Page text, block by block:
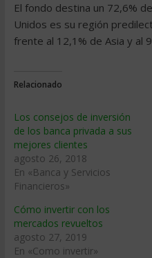
El fondo destina un 72,6%
Unidos es su región
frente al 12,1% de Asia y al
Relacionado
Los consejos de inversión
de los banca privada a sus
mejores clientes
agosto 26, 2018
En «Banca y Servicios
Financieros»
Cómo invertir con los
mercados revueltos
agosto 27, 2019
En «Como invertir»